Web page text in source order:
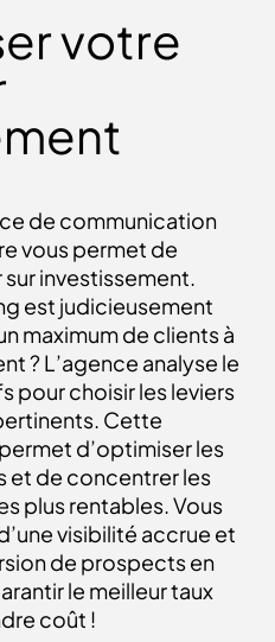
votre
de communication
vous permet de
investissement.
est judicieusement
maximum de clients à
? L’agence analyse le
pour choisir les leviers
Cette
d’optimiser les
et de concentrer les
plus rentables. Vous
visibilité accrue et
de prospects en
le meilleur taux
coût !